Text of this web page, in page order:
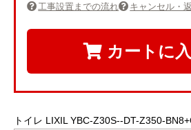
工事設置までの流れ キャンセル・
カートに
トイレ LIXIL YBC-Z30S--DT-Z350-